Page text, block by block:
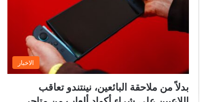
الاخبار
بدلاً من ملاحقة البائعين، نينتندو تعاقب